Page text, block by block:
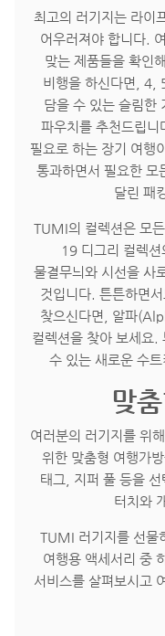
최고의 러기지는 라이
어우러져야 합니다.
맞는 제품들을 확인
비행을 하신다면, 4,
담을 수 있는 슬림한
파우치를 추천드립
필요로 하는 장기 여행
통과하면서 필요한 모
달린 패
TUMI의 컬렉션은 모
19 디그리 컬렉
물결무늬와 시선을 사
것입니다. 튼튼하면
찾으신다면, 알파
컬렉션을 찾아 보세요.
수 있는 새로운 수
맞
여러분의 러기지를 위
위한 맞춤형 여행가
태그, 지퍼 풀 등을
터치와
TUMI 러기지를 선물
여행용 액세서리 중
서비스를 살펴보시고